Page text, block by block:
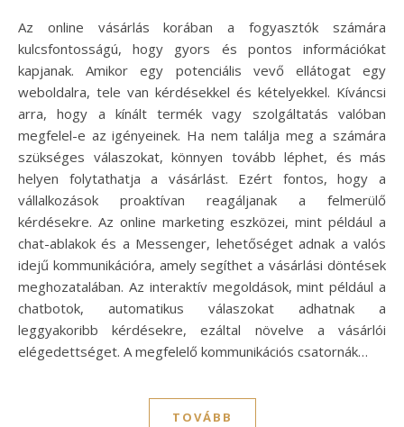
Az online vásárlás korában a fogyasztók számára
kulcsfontosságú, hogy gyors és pontos információkat
kapjanak. Amikor egy potenciális vevő ellátogat egy
weboldalra, tele van kérdésekkel és kételyekkel. Kíváncsi
arra, hogy a kínált termék vagy szolgáltatás valóban
megfelel-e az igényeinek. Ha nem találja meg a számára
szükséges válaszokat, könnyen tovább léphet, és más
helyen folytathatja a vásárlást. Ezért fontos, hogy a
vállalkozások proaktívan reagáljanak a felmerülő
kérdésekre. Az online marketing eszközei, mint például a
chat-ablakok és a Messenger, lehetőséget adnak a valós
idejű kommunikációra, amely segíthet a vásárlási döntések
meghozatalában. Az interaktív megoldások, mint például a
chatbotok, automatikus válaszokat adhatnak a
leggyakoribb kérdésekre, ezáltal növelve a vásárlói
elégedettséget. A megfelelő kommunikációs csatornák…
TOVÁBB